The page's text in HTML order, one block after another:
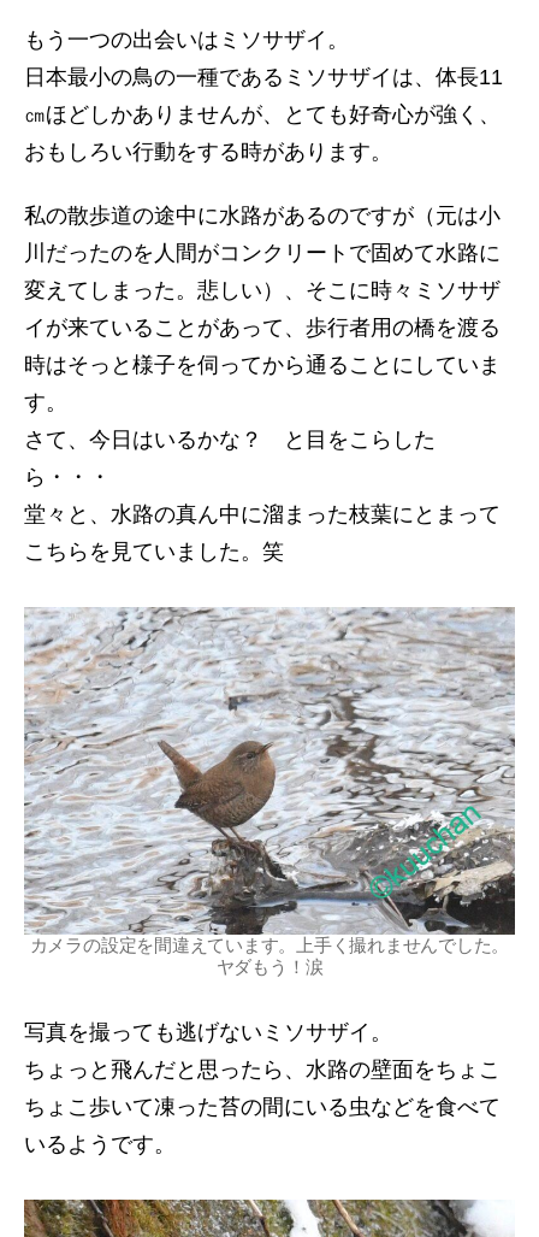
もう一つの出会いはミソサザイ。
日本最小の鳥の一種であるミソサザイは、体長11
㎝ほどしかありませんが、とても好奇心が強く、
おもしろい行動をする時があります。
私の散歩道の途中に水路があるのですが（元は小
川だったのを人間がコンクリートで固めて水路に
変えてしまった。悲しい）、そこに時々ミソサザ
イが来ていることがあって、歩行者用の橋を渡る
時はそっと様子を伺ってから通ることにしていま
す。
さて、今日はいるかな？ と目をこらした
ら・・・
堂々と、水路の真ん中に溜まった枝葉にとまって
こちらを見ていました。笑
カメラの設定を間違えています。上手く撮れませんでした。
ヤダもう！涙
写真を撮っても逃げないミソサザイ。
ちょっと飛んだと思ったら、水路の壁面をちょこ
ちょこ歩いて凍った苔の間にいる虫などを食べて
いるようです。